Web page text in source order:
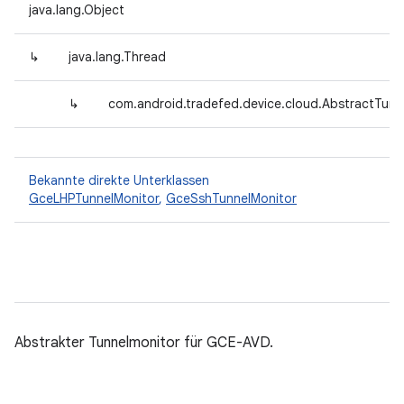
java.lang.Object
↳ java.lang.Thread
↳
Bekannte direkte Unterklassen
GceLHPTunnelMonitor, GceSshTunnelMonitor
Abstrakter Tunnelmonitor für GCE-AVD.